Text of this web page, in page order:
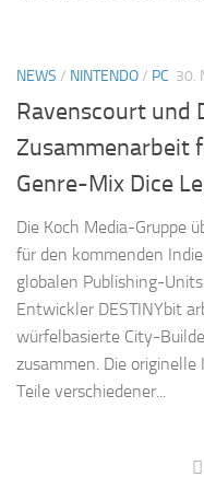
NEWS / NINTENDO/ PC 30.
Ravenscourt und
Zusammenarbeit
Genre-Mix Dice
Die Koch Media-Gruppe
für den kommenden
globalen Publishing-
Entwickler DESTINYbit
würfelbasierte City-
zusammen. Die
Teile verschiedener...